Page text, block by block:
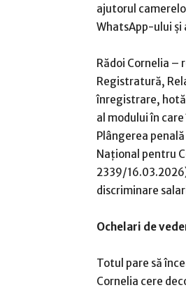
ajutorul
WhatsApp-ului și
Rădoi Cornelia –
Registratură,
înregistrare,
al modului în
Plângerea
Național pentru
2339/
discriminare
Ochelari de
Totul pare să
Cornelia cere